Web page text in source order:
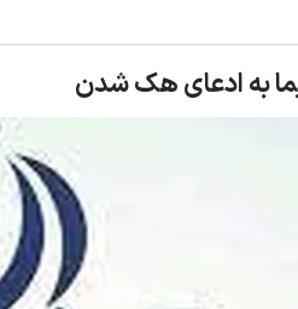
به ادعای هک شدن